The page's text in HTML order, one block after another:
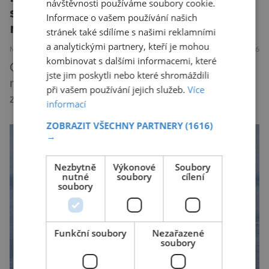
skryté riziko. Většina o něm nikdy
neuslyší
MEDICÍNA 30.7.2026
Geny jsou zvláštní archiv. Pamatují si příběhy
našich předků po tisíce generací a občas v nich
zůstane i chyba, která se tiše dědí dál. Je
o ní nemusí vědět celý život. Přesto může
to je případ řady dědičných onemocnění,
například cystické fibrózy, […]
návštěvnosti používáme soubory cookie.
Informace o vašem používání našich
stránek také sdílíme s našimi reklamními
a analytickými partnery, kteří je mohou
kombinovat s dalšími informacemi, které
jste jim poskytli nebo které shromáždili
při vašem používání jejich služeb.Více
informací
ZOBRAZIT VŠECHNY PARTNERY(1616)
→
Nezbytně
nutné
soubory
Výkonové
soubory
Soubory
cílení
Funkční soubory
Nezařazené
soubory